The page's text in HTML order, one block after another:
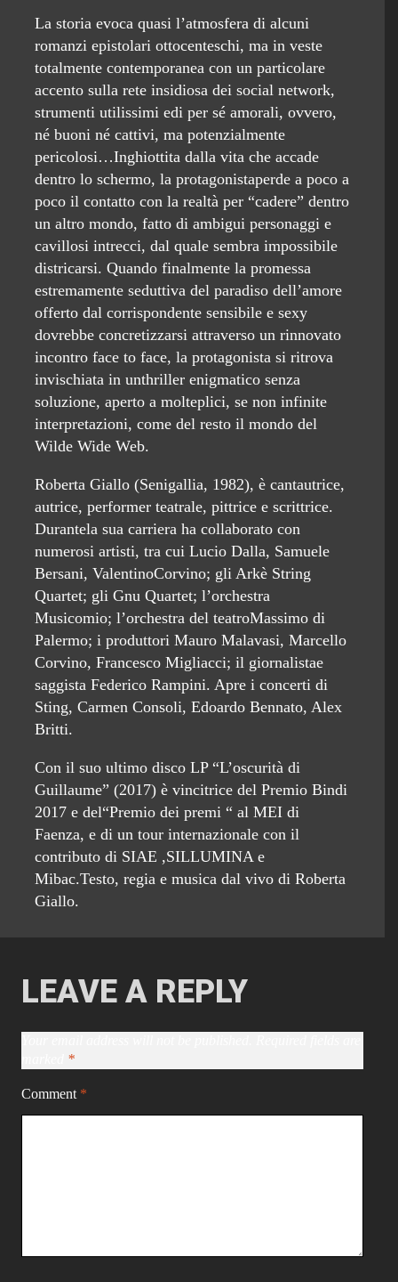
La storia evoca quasi l’atmosfera di alcuni
romanzi epistolari ottocenteschi, ma in veste
totalmente contemporanea con un particolare
accento sulla rete insidiosa dei social network,
strumenti utilissimi edi per sé amorali, ovvero,
né buoni né cattivi, ma potenzialmente
pericolosi…Inghiottita dalla vita che accade
dentro lo schermo, la protagonistaperde a poco a
poco il contatto con la realtà per “cadere” dentro
un altro mondo, fatto di ambigui personaggi e
cavillosi intrecci, dal quale sembra impossibile
districarsi. Quando finalmente la promessa
estremamente seduttiva del paradiso dell’amore
offerto dal corrispondente sensibile e sexy
dovrebbe concretizzarsi attraverso un rinnovato
incontro face to face, la protagonista si ritrova
invischiata in unthriller enigmatico senza
soluzione, aperto a molteplici, se non infinite
interpretazioni, come del resto il mondo del
Wilde Wide Web.
Roberta Giallo (Senigallia, 1982), è cantautrice,
autrice, performer teatrale, pittrice e scrittrice.
Durantela sua carriera ha collaborato con
numerosi artisti, tra cui Lucio Dalla, Samuele
Bersani, ValentinoCorvino; gli Arkè String
Quartet; gli Gnu Quartet; l’orchestra
Musicomio; l’orchestra del teatroMassimo di
Palermo; i produttori Mauro Malavasi, Marcello
Corvino, Francesco Migliacci; il giornalistae
saggista Federico Rampini. Apre i concerti di
Sting, Carmen Consoli, Edoardo Bennato, Alex
Britti.
Con il suo ultimo disco LP “L’oscurità di
Guillaume” (2017) è vincitrice del Premio Bindi
2017 e del“Premio dei premi “ al MEI di
Faenza, e di un tour internazionale con il
contributo di SIAE ,SILLUMINA e
Mibac.Testo, regia e musica dal vivo di Roberta
Giallo.
LEAVE A REPLY
*
Comment *